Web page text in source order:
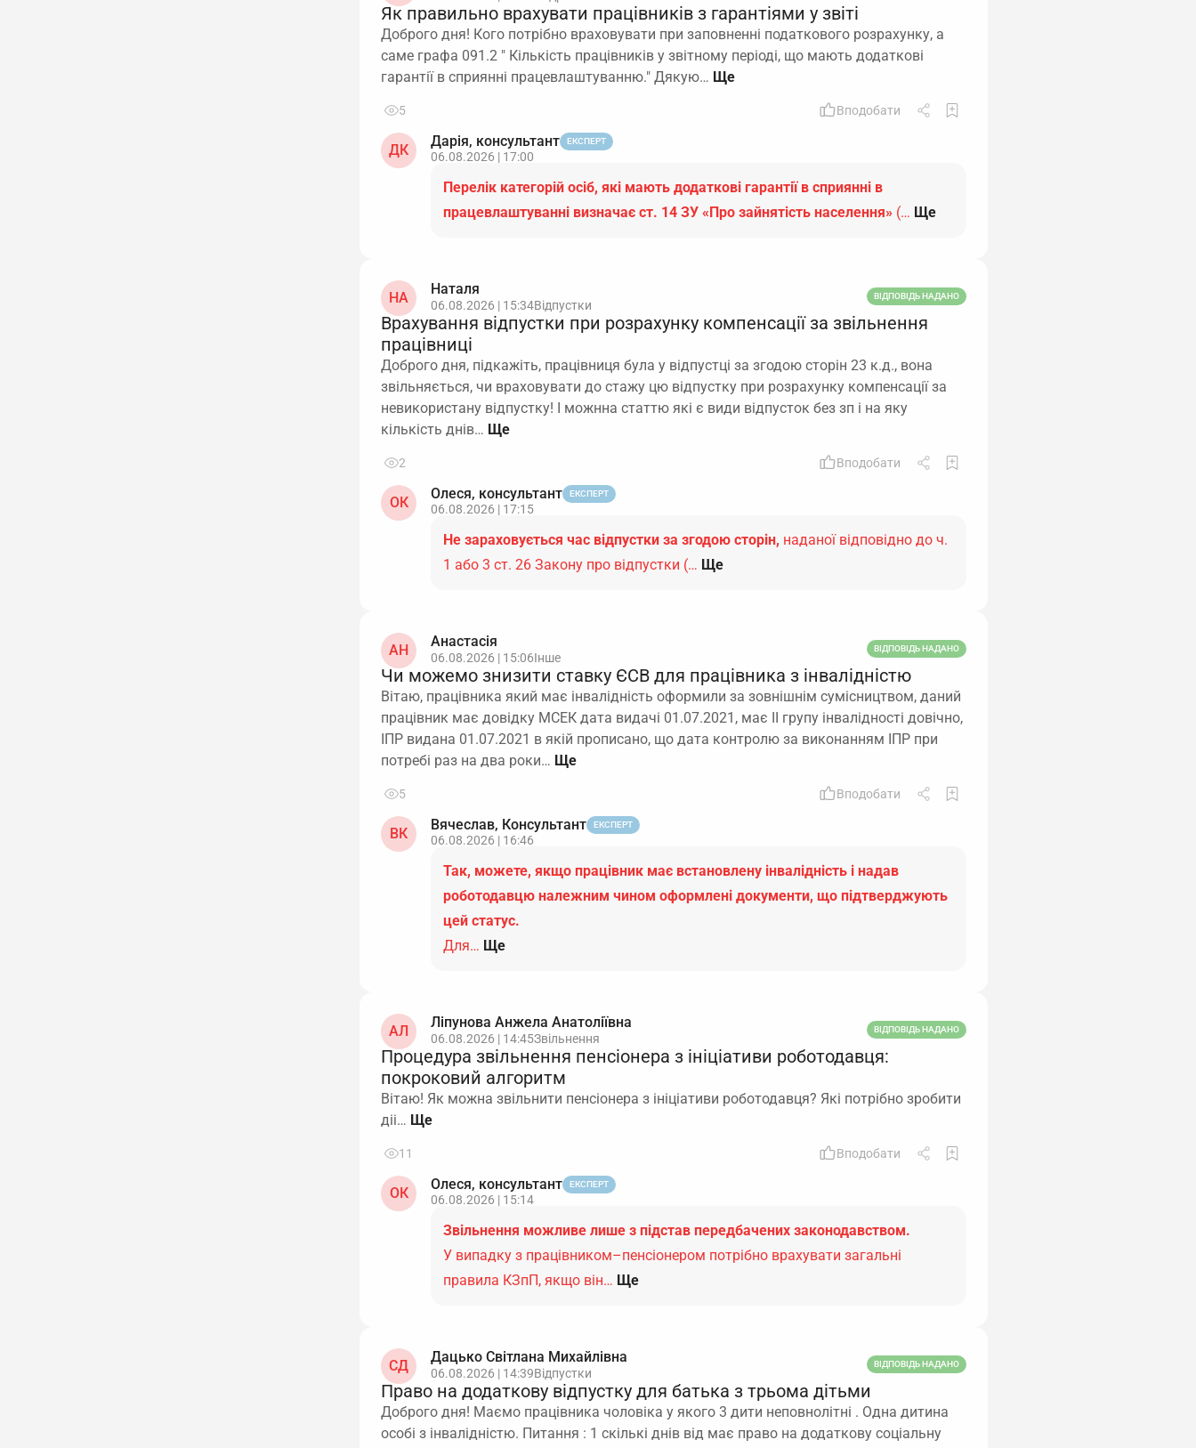
Як правильно врахувати працівників з гарантіями у звіті
Доброго дня! Кого потрібно враховувати при заповненні податкового розрахунку, а
саме графа 091.2 " Кількість працівників у звітному періоді, що мають додаткові
гарантії в сприянні працевлаштуванню." Дякую…
5 Вподобати
ДК
Дарія, консультант ЕКСПЕРТ
06.08.2026 | 17:00
Перелік категорій осіб, які мають додаткові гарантії в сприянні в
працевлаштуванні визначає ст. 14 ЗУ «Про зайнятість населення» (… Ще
НА
Наталя
06.08.2026 | 15:34Відпустки
ВІДПОВІДЬ НАДАНО
Врахування відпустки при розрахунку компенсації за звільнення
працівниці
Доброго дня, підкажіть, працівниця була у відпустці за згодою сторін 23 к.д., вона
звільняється, чи враховувати до стажу цю відпустку при розрахунку компенсації за
невикористану відпустку! І можнна статтю які є види відпусток без зп і на яку
кількість днів…
2 Вподобати
ОК
Олеся, консультант ЕКСПЕРТ
06.08.2026 | 17:15
Не зараховується час відпустки за згодою сторін, наданої відповідно до ч.
1 або 3 ст. 26 Закону про відпустки (… Ще
АН
Анастасія
06.08.2026 | 15:06Інше
ВІДПОВІДЬ НАДАНО
Чи можемо знизити ставку ЄСВ для працівника з інвалідністю
Вітаю, працівника який має інвалідність оформили за зовнішнім сумісництвом, даний
працівник має довідку МСЕК дата видачі 01.07.2021, має ІІ групу інвалідності довічно,
ІПР видана 01.07.2021 в якій прописано, що дата контролю за виконанням ІПР при
потребі раз на два роки…
5 Вподобати
ВК
Вячеслав, Консультант ЕКСПЕРТ
06.08.2026 | 16:46
Так, можете, якщо працівник має встановлену інвалідність і надав
роботодавцю належним чином оформлені документи, що підтверджують
цей статус.
Для… Ще
АЛ
Ліпунова Анжела Анатоліївна
06.08.2026 | 14:45Звільнення
ВІДПОВІДЬ НАДАНО
Процедура звільнення пенсіонера з ініціативи роботодавця:
покроковий алгоритм
Вітаю! Як можна звільнити пенсіонера з ініціативи роботодавця? Які потрібно зробити
діі…
11 Вподобати
ОК
Олеся, консультант ЕКСПЕРТ
06.08.2026 | 15:14
Звільнення можливе лише з підстав передбачених законодавством.
У випадку з працівником–пенсіонером потрібно врахувати загальні
правила КЗпП, якщо він… Ще
СД
Дацько Світлана Михайлівна
06.08.2026 | 14:39Відпустки
ВІДПОВІДЬ НАДАНО
Право на додаткову відпустку для батька з трьома дітьми
Доброго дня! Маємо працівника чоловіка у якого 3 дити неповнолітні . Одна дитина
особі з інвалідністю. Питання : 1 скількі днів від має право на додаткову соціальну